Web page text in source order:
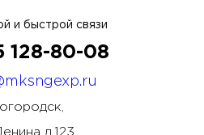
и быстрой связи
128-80-08
д.123